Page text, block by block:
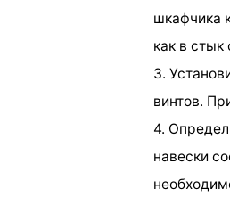
шкафчика
как в стык
3.
винтов.
4.
навески